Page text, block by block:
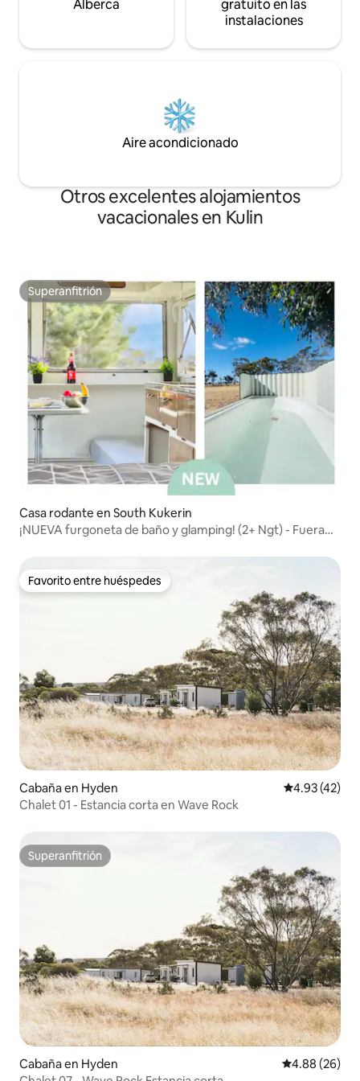
Alberca
gratuito en las
instalaciones
Aire acondicionado
Otros excelentes alojamientos
vacacionales en Kulin
Superanfitrión
Superanfitrión
Casa rodante en South Kukerin
¡NUEVA furgoneta de baño y glamping! (2+ Ngt) - Fuera
Favorito entre huéspedes
Favorito entre huéspedes
Cabaña en Hyden Calificación
4.93 (42)
Chalet 01 - Estancia corta en Wave Rock
Superanfitrión
Superanfitrión
Cabaña en Hyden Calificación
4.88 (26)